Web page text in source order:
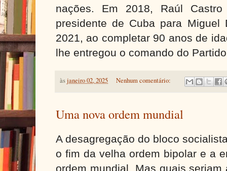
nações. Em 2018, Raúl
presidente de Cuba para Miguel
2021, ao completar 90 anos de
lhe entregou o comando do
àsjaneiro 02, 2025 Nenhum comentário:
Uma nova ordem mundial
A desagregação do bloco
o fim da velha ordem bipolar e a
ordem mundial. Mas quais